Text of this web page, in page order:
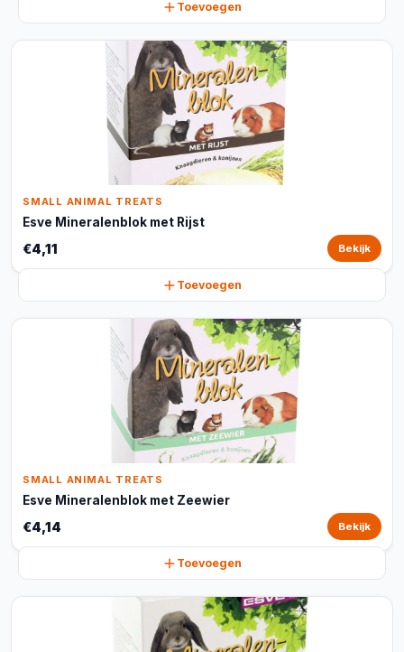
Toevoegen
SMALL ANIMAL TREATS
Esve Mineralenblok met Rijst
€4,11 Bekijk
Toevoegen
SMALL ANIMAL TREATS
Esve Mineralenblok met Zeewier
€4,14 Bekijk
Toevoegen